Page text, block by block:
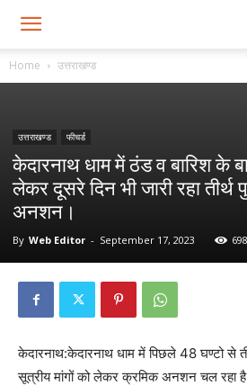
Home उत्तराखण्ड
उत्तराखण्ड फीचर्ड
केदारनाथ धाम में ठंड व बारिश के
लेकर दूसरे दिन भी जारी रहा तीर्थ
अनशन।
By Web Editor - September 17, 2023 698
केदारनाथ:केदारनाथ धाम में पिछले 48 घण्टो से
सूत्रीय मांगों को लेकर क्रमिक अनशन चल रहा है